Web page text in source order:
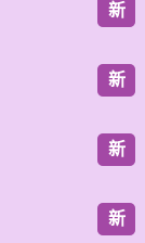
新
新
新
新